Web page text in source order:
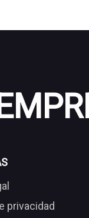
privacidad